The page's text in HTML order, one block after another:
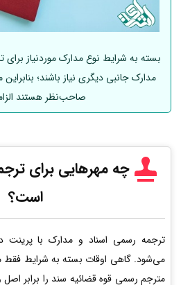
بسته به شرایط نوع مدارک موردنیاز
مدارک جانبی دیگری نیاز باشند؛ بنابراین
صاحب‌نظر هستند
چه مهرهایی برای
است؟
ترجمه رسمی اسناد و مدارک با پرینت
می‌شود. گاهی اوقات بسته به شرایط فقط
مترجم رسمی قوه قضائیه سند را برابر